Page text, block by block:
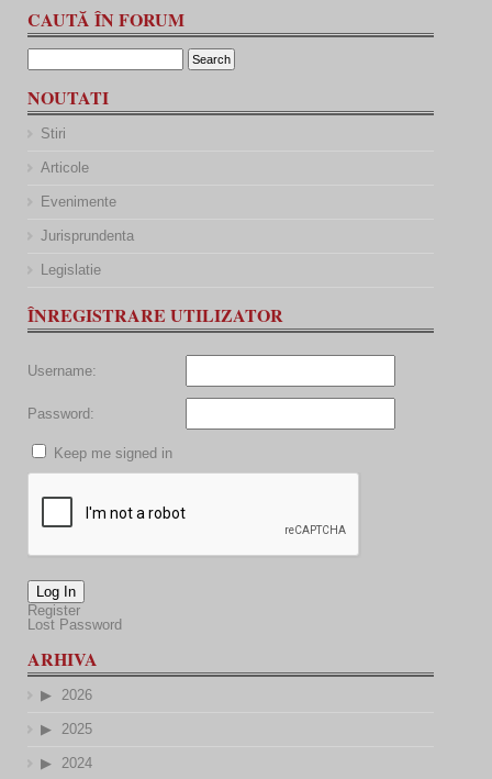
CAUTĂ ÎN FORUM
NOUTATI
Stiri
Articole
Evenimente
Jurisprundenta
Legislatie
ÎNREGISTRARE UTILIZATOR
Username:
Password:
Keep me signed in
Log In
Register
Lost Password
ARHIVA
2026
2025
2024